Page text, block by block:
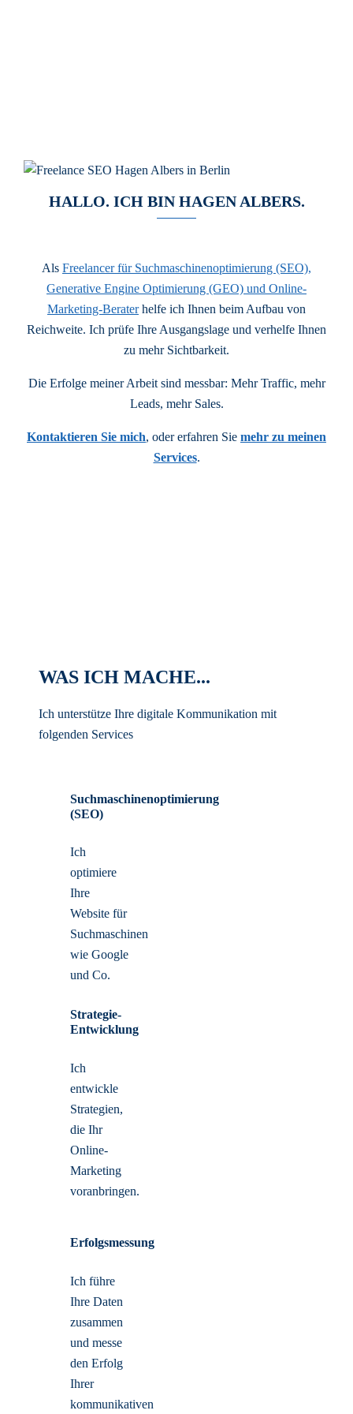
HALLO. ICH BIN HAGEN ALBERS.
Als Freelancer für Suchmaschinenoptimierung (SEO),
Generative Engine Optimierung (GEO) und Online-
Marketing-Beraterhelfe ich Ihnen beim Aufbau von
Reichweite. Ich prüfe Ihre Ausgangslage und verhelfe Ihnen
zu mehr Sichtbarkeit.
Die Erfolge meiner Arbeit sind messbar: Mehr Traffic, mehr
Leads, mehr Sales.
Kontaktieren Sie mich, oder erfahren Sie mehr zu meinen
Services.
WAS ICH MACHE...
Ich unterstütze Ihre digitale Kommunikation mit
folgenden Services
Suchmaschinenoptimierung
(SEO)
Ich
optimiere
Ihre
Website für
Suchmaschinen
wie Google
und Co.
Strategie-
Entwicklung
Ich
entwickle
Strategien,
die Ihr
Online-
Marketing
voranbringen.
Erfolgsmessung
Ich führe
Ihre Daten
zusammen
und messe
den Erfolg
Ihrer
kommunikativen